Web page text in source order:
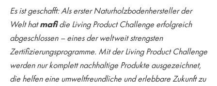
Es ist geschafft: Als erster Naturholzbodenhersteller der
Welt hatmafidie Living Product Challenge erfolgreich
abgeschlossen – eines der weltweit strengsten
Zertifizierungsprogramme. Mit der Living Product Challenge
werden nur komplett nachhaltige Produkte ausgezeichnet,
die helfen eine umweltfreundliche und erlebbare Zukunft zu